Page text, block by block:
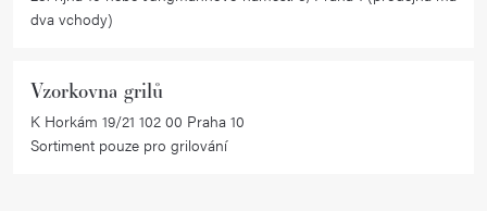
dva vchody)
Vzorkovna grilů
K Horkám 19/21 102 00 Praha 10
Sortiment pouze pro grilování